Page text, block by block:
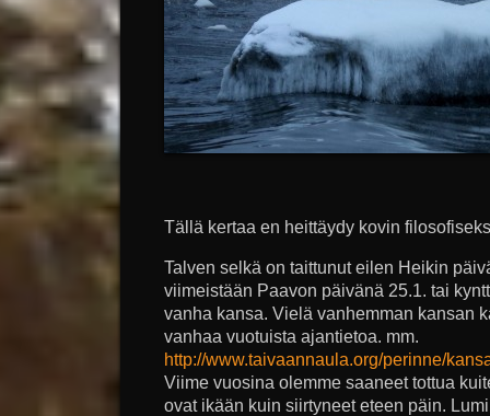
Tällä kertaa en heittäydy kovin
Talven selkä on taittunut eilen Heikin
viimeistään Paavon päivänä 25.1. tai
vanha kansa. Vielä vanhemman kansan
vanhaa vuotuista ajantietoa. mm.
http://www.taivaannaula.org/perinne/
Viime vuosina olemme saaneet tottua
ovat ikään kuin siirtyneet eteen päin.